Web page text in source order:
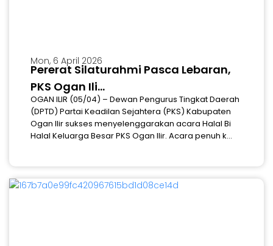
Mon, 6 April 2026
Pererat Silaturahmi Pasca Lebaran,
PKS Ogan Ili...
OGAN ILIR (05/04) – Dewan Pengurus Tingkat Daerah
(DPTD) Partai Keadilan Sejahtera (PKS) Kabupaten
Ogan Ilir sukses menyelenggarakan acara Halal Bi
Halal Keluarga Besar PKS Ogan Ilir. Acara penuh k...